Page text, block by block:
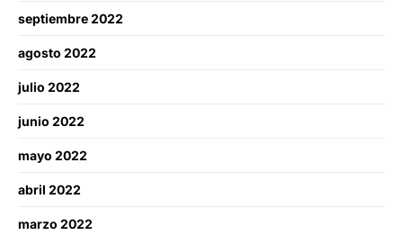
septiembre 2022
agosto 2022
julio 2022
junio 2022
mayo 2022
abril 2022
marzo 2022